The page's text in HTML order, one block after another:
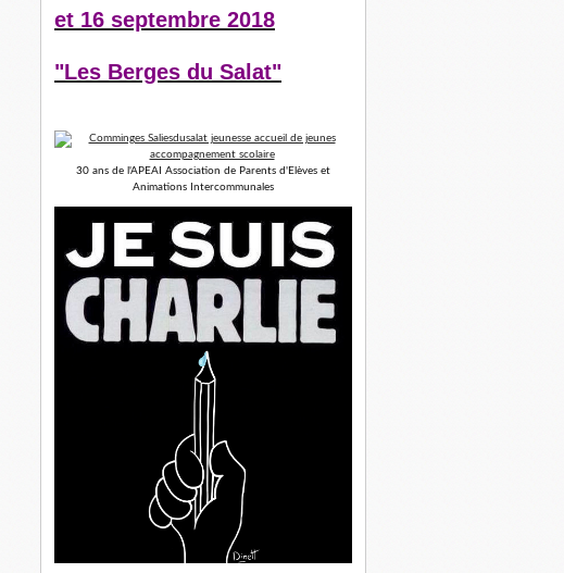
et 16 septembre 2018
"Les Berges du Salat"
30 ans de l'APEAI Association de Parents d'Elèves et
Animations Intercommunales